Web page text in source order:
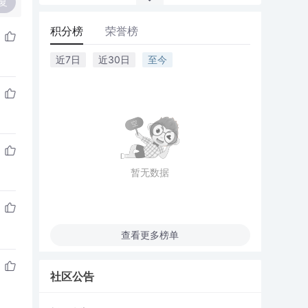
积分榜 荣誉榜
近7日 近30日 至今
暂无数据
查看更多榜单
社区公告